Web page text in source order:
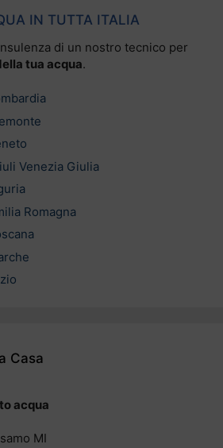
IN TUTTA ITALIA
di un nostro tecnico per
tua acqua.
Venezia Giulia
Romagna
Casa
acqua
MI